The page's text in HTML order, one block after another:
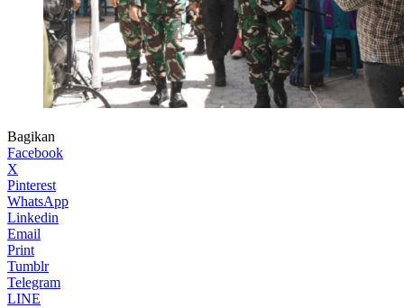
Bagikan
Facebook
X
Pinterest
WhatsApp
Linkedin
Email
Print
Tumblr
Telegram
LINE